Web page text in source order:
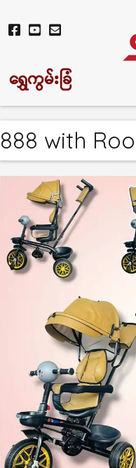
ရွှေကွမ်းခြံ
888 with